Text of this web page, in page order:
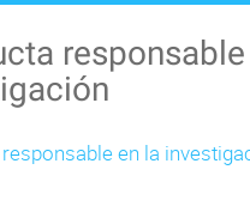
en la